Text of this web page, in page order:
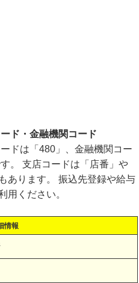
ド・金融機関コード
ドは「480」、金融機関コー
。 支店コードは「店番」や
あります。 振込先登録や給与
用ください。
情報